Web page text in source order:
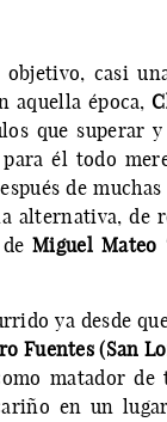
casi
aquella época,
que superar
él todo
de
alternativa, de
deMiguel Mateo
ya desde
Fuentes (San
matador de
en un